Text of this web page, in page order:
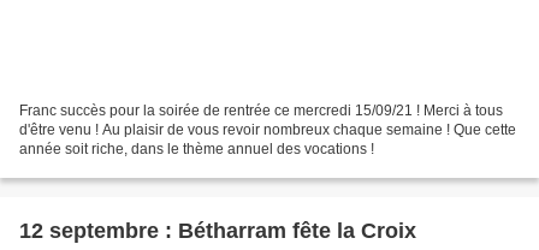
Franc succès pour la soirée de rentrée ce mercredi 15/09/21 ! Merci à tous
d'être venu ! Au plaisir de vous revoir nombreux chaque semaine ! Que cette
année soit riche, dans le thème annuel des vocations !
12 septembre : Bétharram fête la Croix